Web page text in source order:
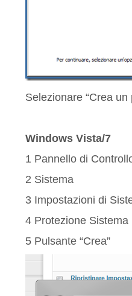
Selezionare “Crea un
Windows Vista/7
1 Pannello di
2 Sistema
3 Impostazioni di
4 Protezione Sistema
5 Pulsante “Crea”